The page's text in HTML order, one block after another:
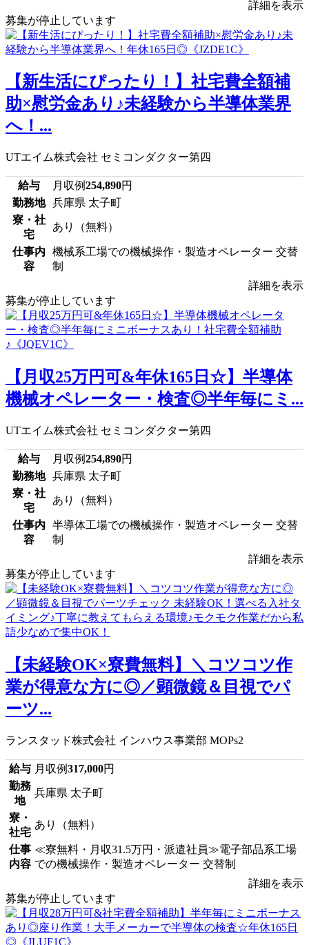
詳細を表示
募集が停止しています
【新生活にぴったり！】社宅費全額補
助×慰労金あり♪未経験から半導体業界
へ！...
UTエイム株式会社 セミコンダクター第四
給与 月収例254,890円
勤務地
兵庫県 太子町
寮・社
宅
あり（無料）
仕事内
容
機械系工場での機械操作・製造オペレーター 交替
制
詳細を表示
募集が停止しています
【月収25万円可&年休165日☆】半導体
機械オペレーター・検査◎半年毎にミ...
UTエイム株式会社 セミコンダクター第四
給与 月収例254,890円
勤務地
兵庫県 太子町
寮・社
宅
あり（無料）
仕事内
容
半導体工場での機械操作・製造オペレーター 交替
制
詳細を表示
募集が停止しています
【未経験OK×寮費無料】＼コツコツ作
業が得意な方に◎／顕微鏡＆目視でパ
ーツ...
ランスタッド株式会社 インハウス事業部 MOPs2
給与 月収例317,000円
勤務
地
兵庫県 太子町
寮・
社宅
あり（無料）
仕事
内容
≪寮無料・月収31.5万円・派遣社員≫電子部品系工場
での機械操作・製造オペレーター 交替制
詳細を表示
募集が停止しています